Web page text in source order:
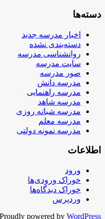
دسته‌ها
اخبار مدرسه جدید
دسته‌بندی نشده
روانشناسی مدرسه
سایت مدرسه
صور مدرسه
مدرسه دانش
مدرسه راهنمایی
مدرسه شاهد
مدرسه شبانه روزی
مدرسه معلم
مدرسه نمونه دولتی
اطلاعات
ورود
خوراک ورودی‌ها
خوراک دیدگاه‌ها
وردپرس
Proudly powered by WordPress